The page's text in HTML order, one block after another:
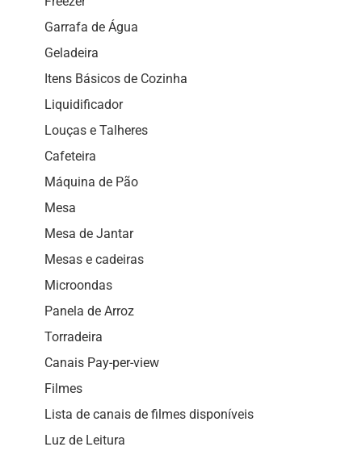
Garrafa de Água
Geladeira
Itens Básicos de Cozinha
Liquidificador
Louças e Talheres
Cafeteira
Máquina de Pão
Mesa
Mesa de Jantar
Mesas e cadeiras
Microondas
Panela de Arroz
Torradeira
Canais Pay-per-view
Filmes
Lista de canais de filmes disponíveis
Luz de Leitura